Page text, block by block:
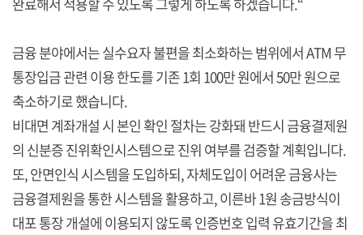
금융 분야에서는 실수요자 불편을 최소화하는 범위에서 ATM 무
통장입금 관련 이용 한도를 기존 1회 100만 원에서 50만 원으로
축소하기로 했습니다.
비대면 계좌개설 시 본인 확인 절차는 강화돼 반드시 금융결제원
의 신분증 진위확인시스템으로 진위 여부를 검증할 계획입니다.
또, 안면인식 시스템을 도입하되, 자체도입이 어려운 금융사는
금융결제원을 통한 시스템을 활용하고, 이른바 1원 송금방식이
대포 통장 개설에 이용되지 않도록 인증번호 입력 유효기간을 최